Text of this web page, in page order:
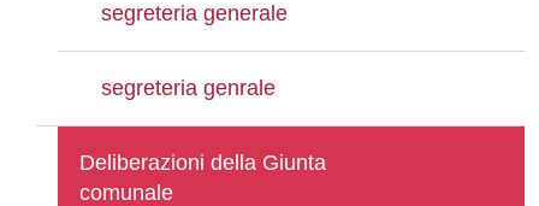
segreteria generale
segreteria genrale
Deliberazioni della Giunta
comunale